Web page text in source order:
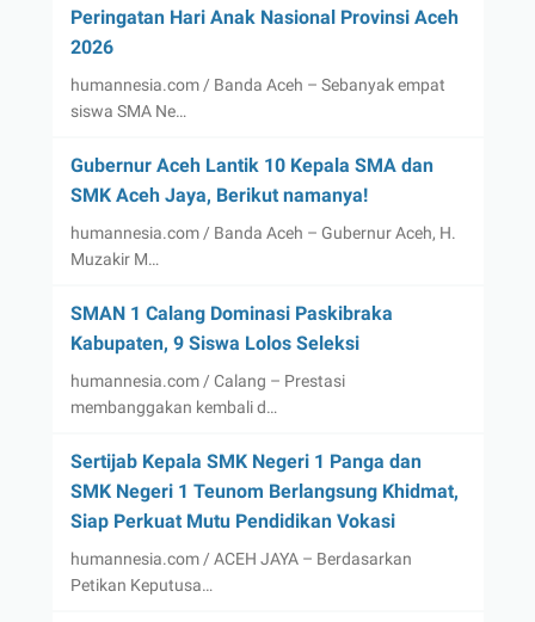
Peringatan Hari Anak Nasional Provinsi Aceh
2026
humannesia.com / Banda Aceh – Sebanyak empat
siswa SMA Ne…
Gubernur Aceh Lantik 10 Kepala SMA dan
SMK Aceh Jaya, Berikut namanya!
humannesia.com / Banda Aceh – Gubernur Aceh, H.
Muzakir M…
SMAN 1 Calang Dominasi Paskibraka
Kabupaten, 9 Siswa Lolos Seleksi
humannesia.com / Calang – Prestasi
membanggakan kembali d…
Sertijab Kepala SMK Negeri 1 Panga dan
SMK Negeri 1 Teunom Berlangsung Khidmat,
Siap Perkuat Mutu Pendidikan Vokasi
humannesia.com / ACEH JAYA – Berdasarkan
Petikan Keputusa…